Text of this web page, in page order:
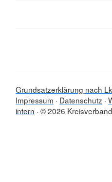
Grundsatzerklärung nach
Impressum
Datenschutz
intern © 2026